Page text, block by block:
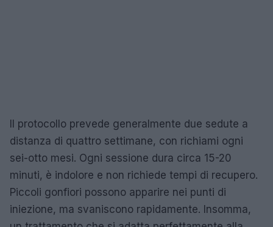
Il protocollo prevede generalmente due sedute a
distanza di quattro settimane, con richiami ogni
sei-otto mesi. Ogni sessione dura circa 15-20
minuti, è indolore e non richiede tempi di recupero.
Piccoli gonfiori possono apparire nei punti di
iniezione, ma svaniscono rapidamente. Insomma,